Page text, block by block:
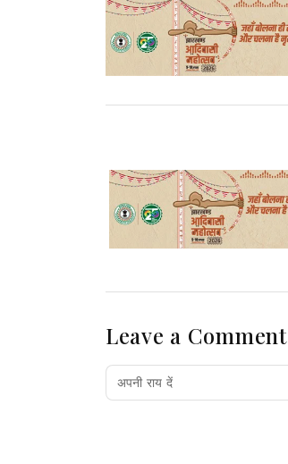
Leave a Comment